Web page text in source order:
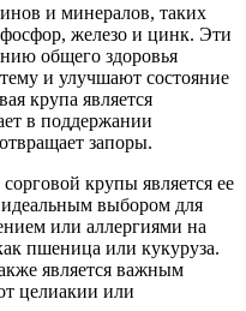
и минералов, таких
железо и цинк. Эти
общего здоровья
и улучшают состояние
крупа является
в поддержании
запоры.
крупы является ее
идеальным выбором для
или аллергиями на
пшеница или кукуруза.
является важным
целиакии или